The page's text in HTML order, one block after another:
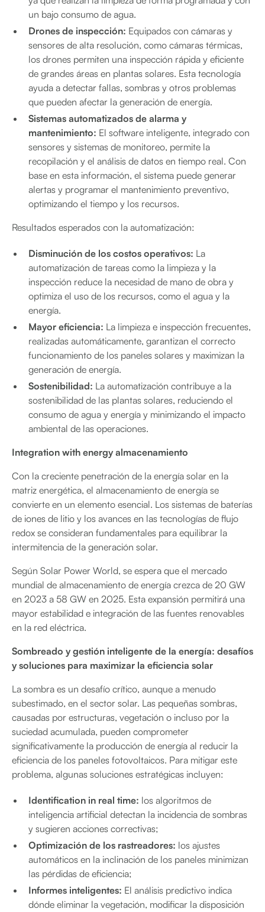
un bajo consumo de agua.
Drones de inspección: Equipados con cámaras y
sensores de alta resolución, como cámaras térmicas,
los drones permiten una inspección rápida y eficiente
de grandes áreas en plantas solares. Esta tecnología
ayuda a detectar fallas, sombras y otros problemas
que pueden afectar la generación de energía.
Sistemas automatizados de alarma y
mantenimiento: El software inteligente, integrado con
sensores y sistemas de monitoreo, permite la
recopilación y el análisis de datos en tiempo real. Con
base en esta información, el sistema puede generar
alertas y programar el mantenimiento preventivo,
optimizando el tiempo y los recursos.
Resultados esperados con la automatización:
Disminución de los costos operativos: La
automatización de tareas como la limpieza y la
inspección reduce la necesidad de mano de obra y
optimiza el uso de los recursos, como el agua y la
energía.
Mayor eficiencia: La limpieza e inspección frecuentes,
realizadas automáticamente, garantizan el correcto
funcionamiento de los paneles solares y maximizan la
generación de energía.
Sostenibilidad: La automatización contribuye a la
sostenibilidad de las plantas solares, reduciendo el
consumo de agua y energía y minimizando el impacto
ambiental de las operaciones.
Integration with energy almacenamiento
Con la creciente penetración de la energía solar en la
matriz energética, el almacenamiento de energía se
convierte en un elemento esencial. Los sistemas de baterías
de iones de litio y los avances en las tecnologías de flujo
redox se consideran fundamentales para equilibrar la
intermitencia de la generación solar.
Según Solar Power World, se espera que el mercado
mundial de almacenamiento de energía crezca de 20 GW
en 2023 a 58 GW en 2025. Esta expansión permitirá una
mayor estabilidad e integración de las fuentes renovables
en la red eléctrica.
Sombreado y gestión inteligente de la energía: desafíos
y soluciones para maximizar la eficiencia solar
La sombra es un desafío crítico, aunque a menudo
subestimado, en el sector solar. Las pequeñas sombras,
causadas por estructuras, vegetación o incluso por la
suciedad acumulada, pueden comprometer
significativamente la producción de energía al reducir la
eficiencia de los paneles fotovoltaicos. Para mitigar este
problema, algunas soluciones estratégicas incluyen:
Identification in real time: los algoritmos de
inteligencia artificial detectan la incidencia de sombras
y sugieren acciones correctivas;
Optimización de los rastreadores: los ajustes
automáticos en la inclinación de los paneles minimizan
las pérdidas de eficiencia;
Informes inteligentes: El análisis predictivo indica
dónde eliminar la vegetación, modificar la disposición